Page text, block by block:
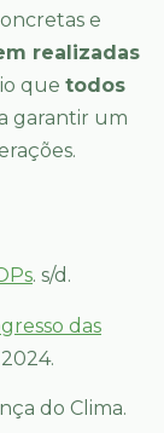
e
realizadas
que todos
garantir um
. s/d.
das
2024.
do Clima.